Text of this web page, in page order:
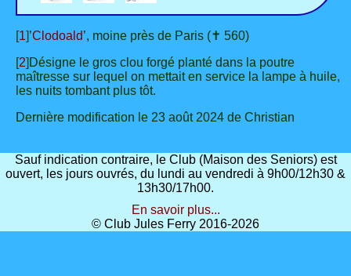
[1]’Clodoald’, moine près de Paris (✝ 560)
[2]Désigne le gros clou forgé planté dans la poutre
maîtresse sur lequel on mettait en service la lampe à huile,
les nuits tombant plus tôt.
Dernière modification le 23 août 2024 de Christian
Sauf indication contraire, le Club (Maison des Seniors) est
ouvert, les jours ouvrés, du lundi au vendredi à 9h00/12h30 &
13h30/17h00.
En savoir plus...
© Club Jules Ferry 2016-2026